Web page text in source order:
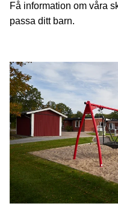
Få information om våra
passa ditt barn.